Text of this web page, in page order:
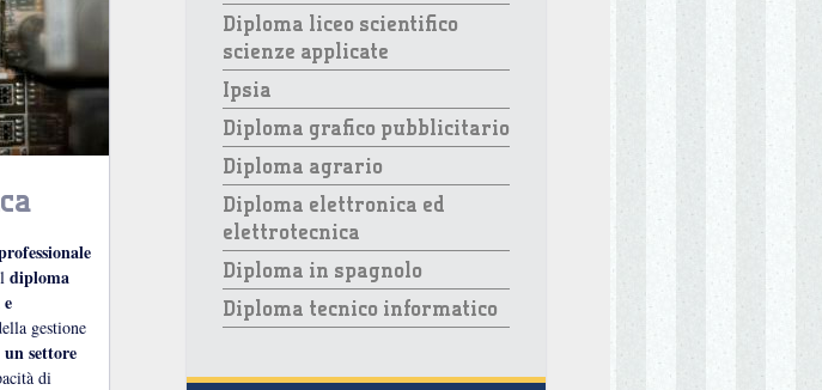
Diploma liceo scientifico
scienze applicate
Ipsia
Diploma grafico pubblicitario
Diploma agrario
Diploma elettronica ed
elettrotecnica
Diploma in spagnolo
Diploma tecnico informatico
diploma
gestione
un settore
di